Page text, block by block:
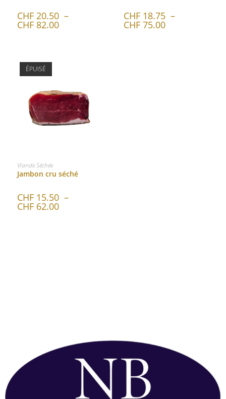
CHF20.50 –
CHF82.00
CHF 18.75 –
CHF 75.00
ÉPUISÉ
CHOIX DES OPTIONS
Viande Séchée
Jambon cru séché
CHF15.50 –
CHF62.00